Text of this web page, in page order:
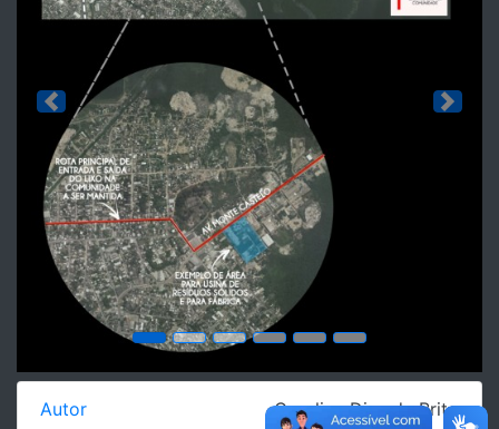
Previous Next
Autor Carolina Dias de Brito